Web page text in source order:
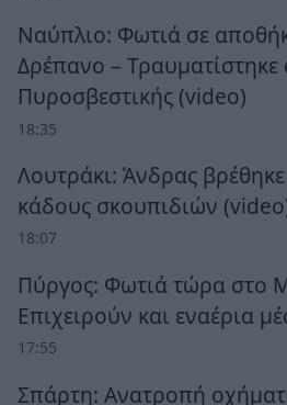
Ναύπλιο: Φωτιά σε
Δρέπανο – Τραυματίστηκε
Πυροσβεστικής (video)
18:35
Λουτράκι: Άνδρας
κάδους σκουπιδιών
18:07
Πύργος: Φωτιά τώρα στο
Επιχειρούν και εναέρια
17:55
Σπάρτη: Ανατροπή